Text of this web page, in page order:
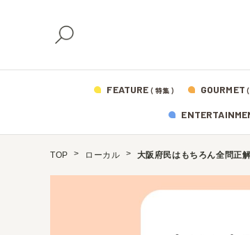
FEATURE ( 特集 ) GOURMET
TOP ローカル 大阪府民はもちろん全問正